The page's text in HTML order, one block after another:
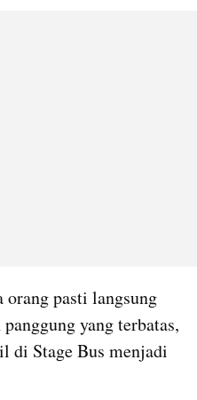
pasti langsung
yang terbatas,
di Stage Bus menjadi